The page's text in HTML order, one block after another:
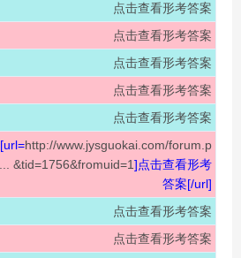
点击查看形考答案
点击查看形考答案
点击查看形考答案
点击查看形考答案
点击查看形考答案
[url=http://www.jysguokai.com/forum.p
... &tid=1756&fromuid=1]点击查看形考
答案[/url]
点击查看形考答案
点击查看形考答案